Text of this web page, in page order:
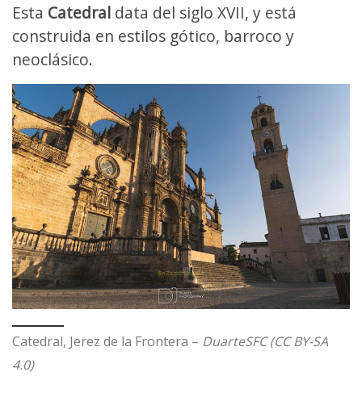
Esta Catedral data del siglo XVII, y está
construida en estilos gótico, barroco y
neoclásico.
Catedral, Jerez de la Frontera – DuarteSFC (CC BY-SA
4.0)